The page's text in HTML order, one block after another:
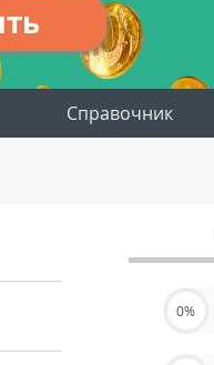
Справочник
0%